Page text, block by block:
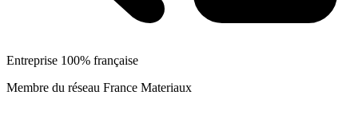
Entreprise 100% française
Membre du réseau France Materiaux